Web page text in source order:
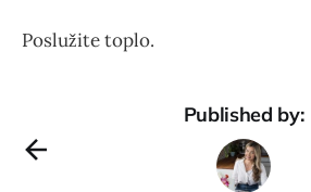
Poslužite toplo.
Published by: